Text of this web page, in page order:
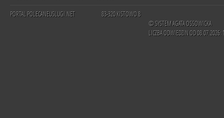
PORTAL POLECANEUSLUGI.NET
83-320 KISTOWO 8
© SYSTEM AGATA OSSOWICKA
LICZBA ODWIEDZIN OD 08.07.2026: